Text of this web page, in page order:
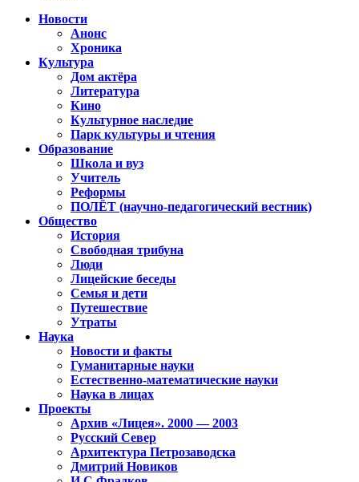
Новости
Анонс
Хроника
Культура
Дом актёра
Литература
Кино
Культурное наследие
Парк культуры и чтения
Образование
Школа и вуз
Учитель
Реформы
ПОЛЁТ (научно-педагогический вестник)
Общество
История
Свободная трибуна
Люди
Лицейские беседы
Семья и дети
Путешествие
Утраты
Наука
Новости и факты
Гуманитарные науки
Естественно-математические науки
Наука в лицах
Проекты
Архив «Лицея». 2000 — 2003
Русский Север
Архитектура Петрозаводска
Дмитрий Новиков